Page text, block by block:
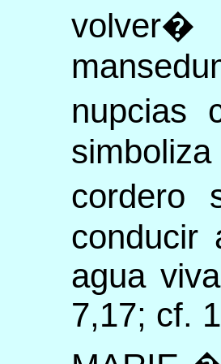
nupcias
cordero
conducir
agua
7,17; cf.